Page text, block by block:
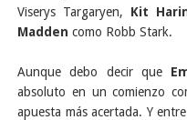
Viserys Targaryen, Kit
Madden como Robb Stark.
Aunque debo decir que
absoluto en un comienzo
apuesta más acertada. Y